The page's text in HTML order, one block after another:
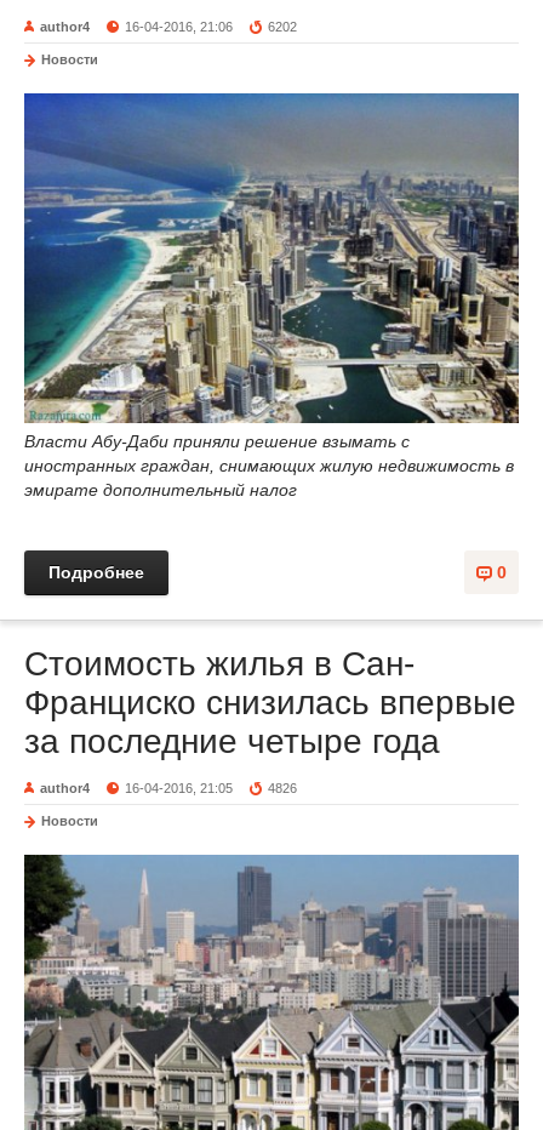
author4 16-04-2016, 21:06 6202
Новости
Власти Абу-Даби приняли решение взымать с
иностранных граждан, снимающих жилую недвижимость в
эмирате дополнительный налог
0
Подробнее
Стоимость жилья в Сан-
Франциско снизилась впервые
за последние четыре года
author4 16-04-2016, 21:05 4826
Новости